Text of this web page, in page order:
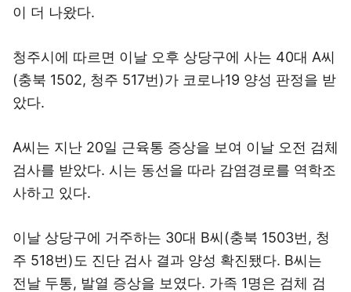
이 더 나왔다.
청주시에 따르면 이날 오후 상당구에 사는 40대 A씨
(충북 1502, 청주 517번)가 코로나19 양성 판정을 받
았다.
A씨는 지난 20일 근육통 증상을 보여 이날 오전 검체
검사를 받았다. 시는 동선을 따라 감염경로를 역학조
사하고 있다.
이날 상당구에 거주하는 30대 B씨(충북 1503번, 청
주 518번)도 진단 검사 결과 양성 확진됐다. B씨는
전날 두통, 발열 증상을 보였다. 가족 1명은 검체 검